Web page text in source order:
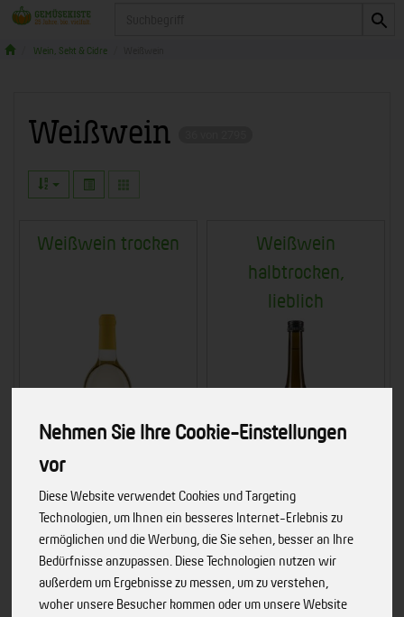
Nehmen Sie Ihre Cookie-Einstellungen
vor
Diese Website verwendet Cookies und Targeting
Technologien, um Ihnen ein besseres Internet-Erlebnis zu
ermöglichen und die Werbung, die Sie sehen, besser an Ihre
Bedürfnisse anzupassen. Diese Technologien nutzen wir
außerdem um Ergebnisse zu messen, um zu verstehen,
woher unsere Besucher kommen oder um unsere Website
Wein, Sekt & Cidre
Weißwein
Weißwein trocken
Weißwein
halbtrocken,
lieblich